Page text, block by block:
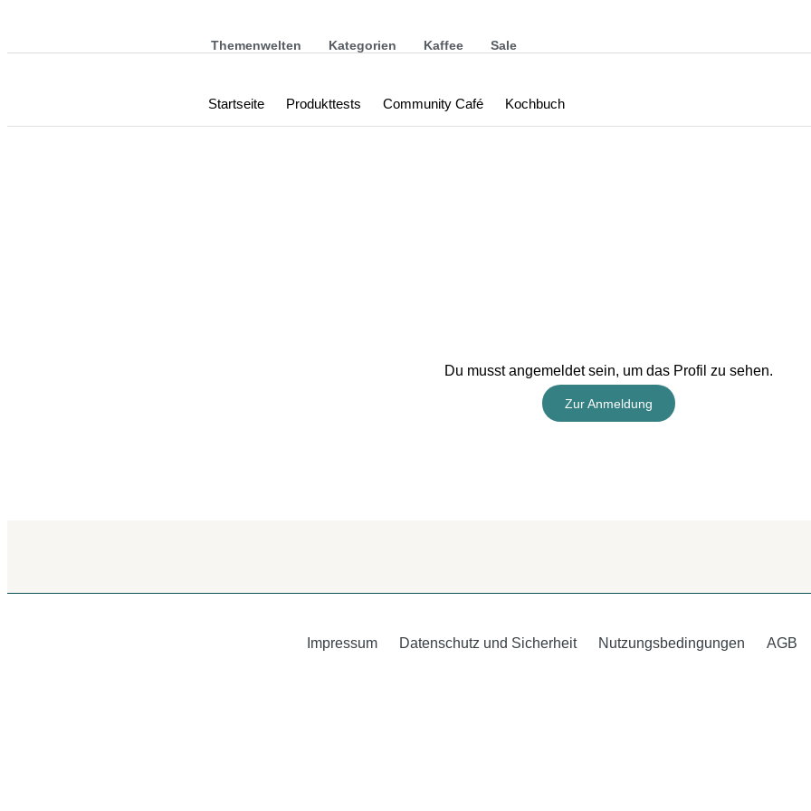
Themenwelten Kategorien Kaffee Sale
Startseite Produkttests Community Café Kochbuch
Du musst angemeldet sein, um das Profil zu sehen.
Zur Anmeldung
Impressum Datenschutz und Sicherheit Nutzungsbedingungen AGB